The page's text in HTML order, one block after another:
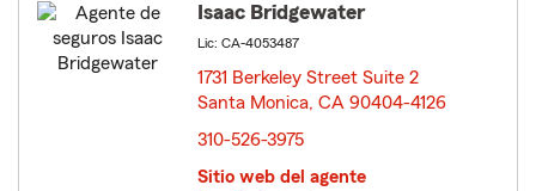
Isaac Bridgewater
Lic: CA-4053487
1731 Berkeley Street Suite 2
Santa Monica, CA 90404-4126
310-526-3975
Sitio web del agente